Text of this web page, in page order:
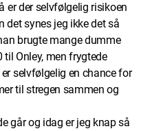
er der selvfølgelig risikoen
synes jeg ikke det så
brugte mange dumme
Onley, men frygtede
selvfølgelig en chance for
til stregen sammen og
går og idag er jeg knap så